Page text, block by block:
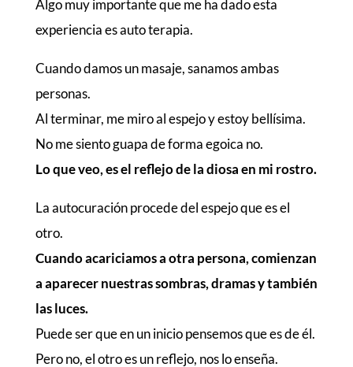
Algo muy importante que me ha dado esta
experiencia es auto terapia.
Cuando damos un masaje, sanamos ambas
personas.
Al terminar, me miro al espejo y estoy bellísima.
No me siento guapa de forma egoica no.
Lo que veo, es el reflejo de la diosa en mi rostro.
La autocuración procede del espejo que es el
otro.
Cuando acariciamos a otra persona, comienzan
a aparecer nuestras sombras, dramas y también
las luces.
Puede ser que en un inicio pensemos que es de él.
Pero no, el otro es un reflejo, nos lo enseña.